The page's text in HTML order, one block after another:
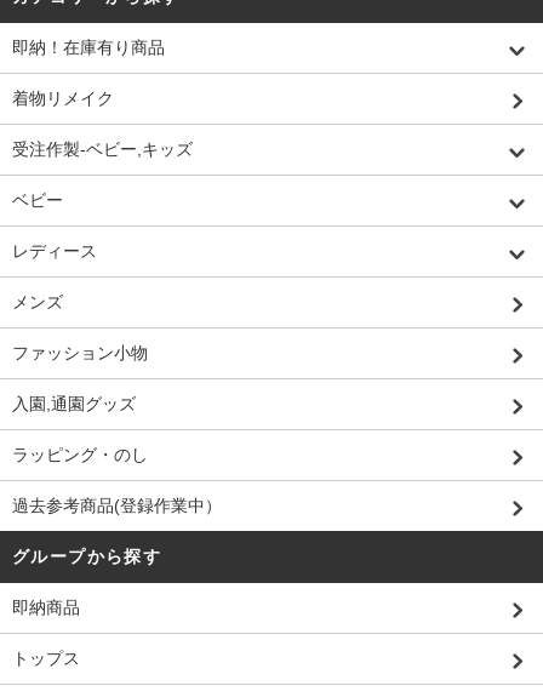
即納！在庫有り商品
着物リメイク
受注作製-ベビー,キッズ
ベビー
レディース
メンズ
ファッション小物
入園,通園グッズ
ラッピング・のし
過去参考商品(登録作業中）
グループから探す
即納商品
トップス